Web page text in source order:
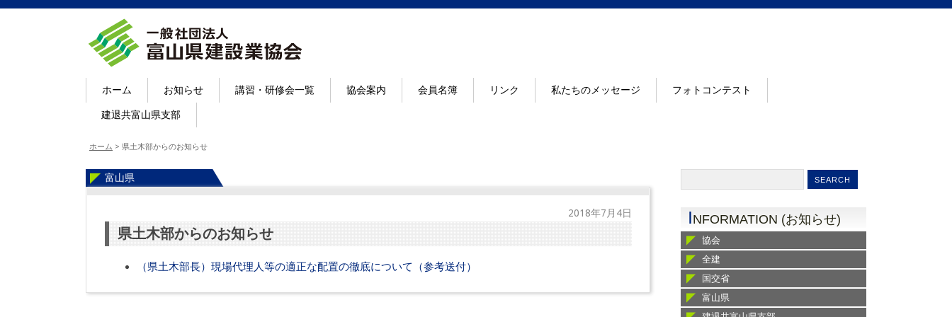
ホーム お知らせ 講習・研修会一覧 協会案内 会員名簿 リンク 私たちのメッセージ フォトコンテスト
建退共富山県支部
ホーム > 県土木部からのお知らせ
富山県
2018年7月4日
県土木部からのお知らせ
（県土木部長）現場代理人等の適正な配置の徹底について（参考送付）
INFORMATION (お知らせ)
協会
全建
国交省
富山県